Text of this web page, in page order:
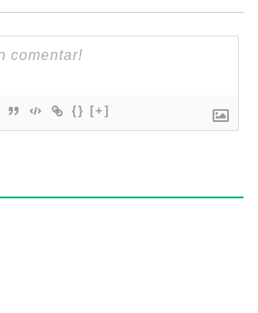
{} [+]